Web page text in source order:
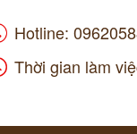
Hotline:
Thời gian làm